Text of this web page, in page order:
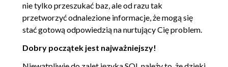
nie tylko przeszukać baz, ale od razu tak
przetworzyć odnalezione informacje, że mogą się
stać gotową odpowiedzią na nurtujący Cię problem.
Dobry początek jest najważniejszy!